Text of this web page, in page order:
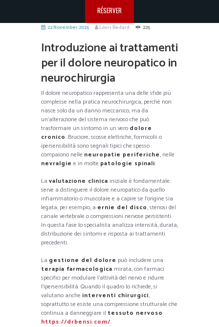
RÉSERVER
22 November 2025 Louis Bedard 225
Introduzione ai trattamenti
per il dolore neuropatico in
neurochirurgia
Il dolore neuropatico rappresenta una delle sfide più
complesse nella pratica neurochirurgica, perché non
nasce solo da un danno meccanico, ma da
un’alterazione del sistema nervoso che può
trasformare un sintomo in un vero dolore
cronico. Bruciore, scosse elettriche, formicolii o
ipersensibilità sono segnali tipici che spesso
compaiono nelle neuropatie periferiche, nelle
nevralgie e in molte patologie spinali.
La valutazione clinica iniziale è fondamentale:
serve a distinguere il dolore neuropatico da quello
infiammatorio o muscolare e a capire se l’origine sia
legata, per esempio, a ernie del disco, stenosi del
canale vertebrale o compressioni nervose persistenti.
In questa fase lo specialista analizza intensità, durata,
distribuzione dei sintomi e risposta ai trattamenti
precedenti.
La gestione del dolore può includere una
terapia farmacologica mirata, con farmaci
specifici per modulare l’attività del nervo e ridurre
l’ipersensibilità. Quando il quadro lo richiede, si
valutano anche interventi chirurgici,
soprattutto se esiste una compressione strutturale che
continua a danneggiare il tessuto nervoso
https://drbensi.com/.